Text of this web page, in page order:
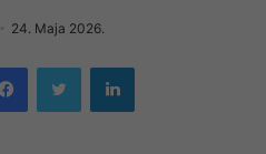
24. Maja 2026.
FacebookTwitter LinkedIn